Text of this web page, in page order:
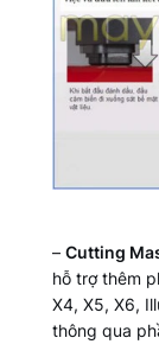
– Cutting
hỗ trợ thêm
X4, X5, X6,
thông qua